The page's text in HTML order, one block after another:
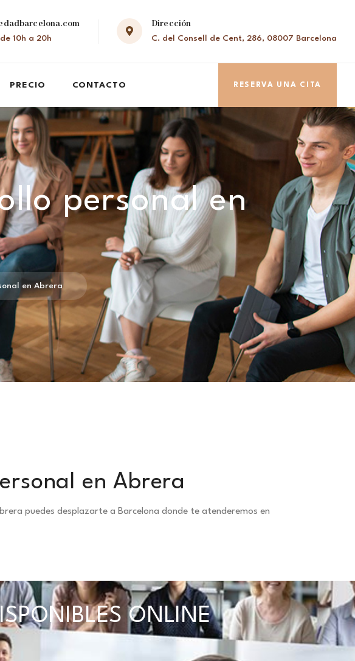
10h a 20h
Dirección
C. del Consell de Cent, 286, 08007 Barcelona
PRECIO CONTACTO RESERVA UNA CITA
personal en
en Abrera
en Abrera
puedes desplazarte a Barcelona donde te atenderemos en
ONLINE